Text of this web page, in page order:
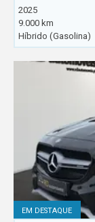
2025
9.000 km
Híbrido (Gasolina)
EM DESTAQUE